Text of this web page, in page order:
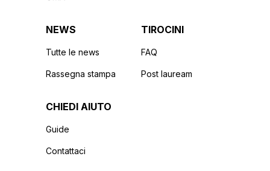
NEWS
Tutte le news
Rassegna stampa
TIROCINI
FAQ
Post lauream
CHIEDI AIUTO
Guide
Contattaci